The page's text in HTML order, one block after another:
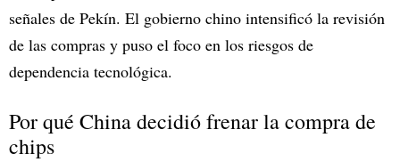
señales de Pekín. El gobierno chino intensificó la revisión
de las compras y puso el foco en los riesgos de
dependencia tecnológica.
Por qué China decidió frenar la compra de
chips